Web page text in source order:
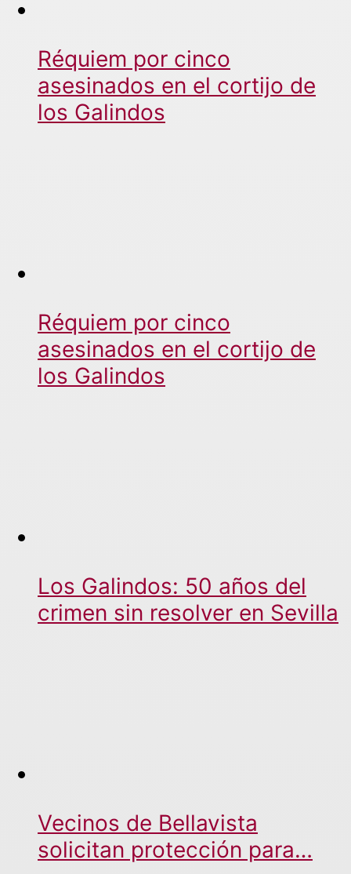
Réquiem por cinco
asesinados en el cortijo de
los Galindos
Réquiem por cinco
asesinados en el cortijo de
los Galindos
Los Galindos: 50 años del
crimen sin resolver en Sevilla
Vecinos de Bellavista
solicitan protección para…